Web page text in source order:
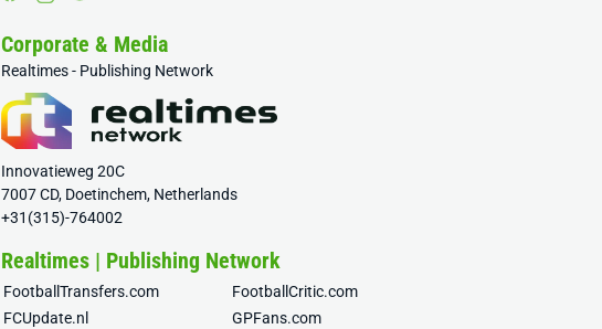
Corporate & Media
Realtimes - Publishing Network
Innovatieweg 20C
7007 CD, Doetinchem, Netherlands
+31(315)-764002
Realtimes | Publishing Network
FootballTransfers.com
FootballCritic.com
FCUpdate.nl
GPFans.com